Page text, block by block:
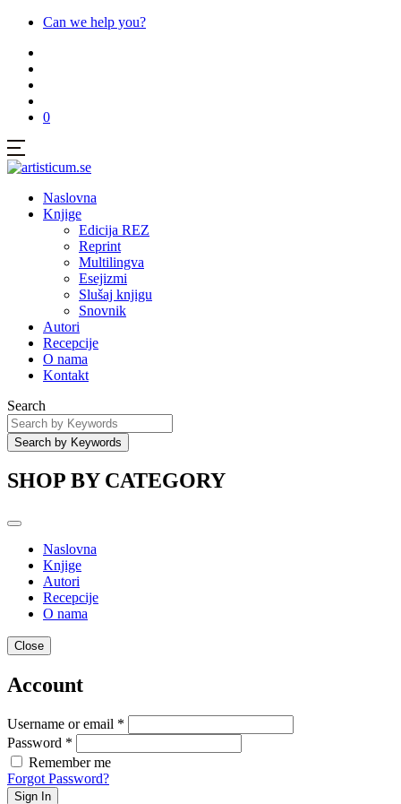
Can we help you?
0
Naslovna
Knjige
Edicija REZ
Reprint
Multilingva
Esejizmi
Slušaj knjigu
Snovnik
Autori
Recepcije
O nama
Kontakt
Search
SHOP BY CATEGORY
Naslovna
Knjige
Autori
Recepcije
O nama
Close
Account
Username or email *
Password *
Remember me
Forgot Password?
Sign In